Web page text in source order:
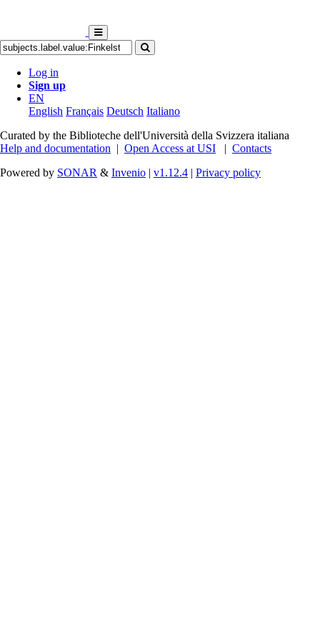
Log in
Sign up
EN
English Français Deutsch Italiano
Curated by the Biblioteche dell'Università della Svizzera italiana
Help and documentation | Open Access at USI | Contacts
Powered by SONAR & Invenio | v1.12.4 | Privacy policy